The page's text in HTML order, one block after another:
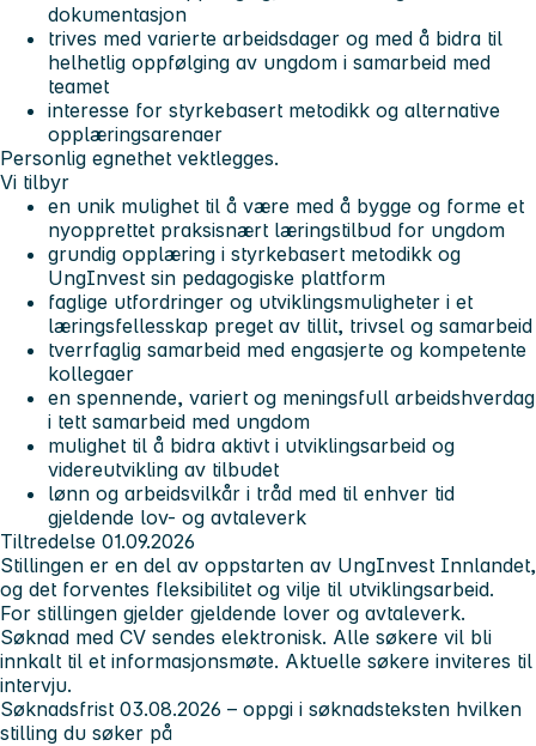
dokumentasjon
trives med varierte arbeidsdager og med å bidra til
helhetlig oppfølging av ungdom i samarbeid med
teamet
interesse for styrkebasert metodikk og alternative
opplæringsarenaer
Personlig egnethet vektlegges.
Vi tilbyr
en unik mulighet til å være med å bygge og forme et
nyopprettet praksisnært læringstilbud for ungdom
grundig opplæring i styrkebasert metodikk og
UngInvest sin pedagogiske plattform
faglige utfordringer og utviklingsmuligheter i et
læringsfellesskap preget av tillit, trivsel og samarbeid
tverrfaglig samarbeid med engasjerte og kompetente
kollegaer
en spennende, variert og meningsfull arbeidshverdag
i tett samarbeid med ungdom
mulighet til å bidra aktivt i utviklingsarbeid og
videreutvikling av tilbudet
lønn og arbeidsvilkår i tråd med til enhver tid
gjeldende lov- og avtaleverk
Tiltredelse 01.09.2026
Stillingen er en del av oppstarten av UngInvest Innlandet,
og det forventes fleksibilitet og vilje til utviklingsarbeid.
For stillingen gjelder gjeldende lover og avtaleverk.
Søknad med CV sendes elektronisk. Alle søkere vil bli
innkalt til et informasjonsmøte. Aktuelle søkere inviteres til
intervju.
Søknadsfrist 03.08.2026 – oppgi i søknadsteksten hvilken
stilling du søker på